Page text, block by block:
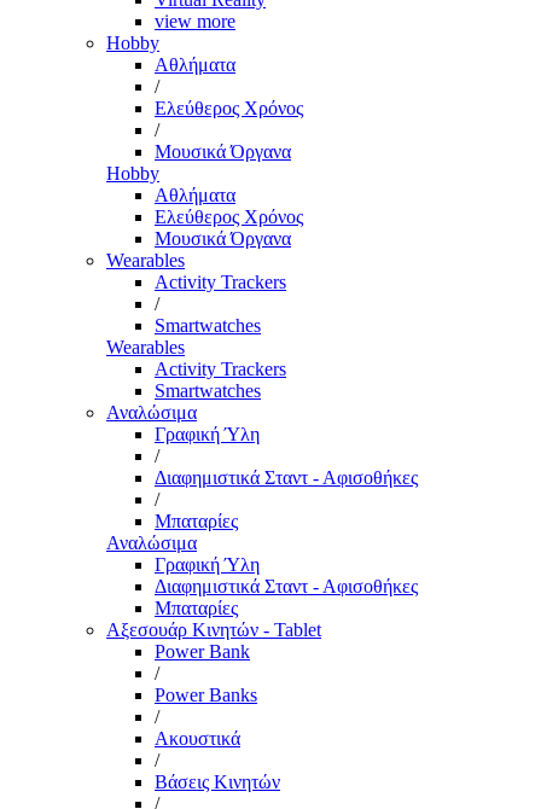
view more
Hobby
Αθλήματα
/
Ελεύθερος Χρόνος
/
Μουσικά Όργανα
Hobby
Αθλήματα
Ελεύθερος Χρόνος
Μουσικά Όργανα
Wearables
Activity Trackers
/
Smartwatches
Wearables
Activity Trackers
Smartwatches
Αναλώσιμα
Γραφική Ύλη
/
Διαφημιστικά Σταντ - Αφισοθήκες
/
Μπαταρίες
Αναλώσιμα
Γραφική Ύλη
Διαφημιστικά Σταντ - Αφισοθήκες
Μπαταρίες
Αξεσουάρ Κινητών - Tablet
Power Bank
/
Power Banks
/
Ακουστικά
/
Βάσεις Κινητών
/